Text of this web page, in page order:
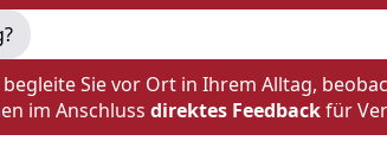
Sie vor Ort in Ihrem Alltag,
im Anschluss direktes Feedbackfür